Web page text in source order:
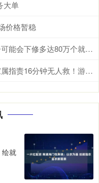
大单
价格暂稳
互盈策略 贝森特：非农年度就业报告可能会下修多达80万个就业岗位
恒运资本 男子游泳馆跳水后身亡，家属指责16分钟无人救！游泳馆：以为在玩
绘就